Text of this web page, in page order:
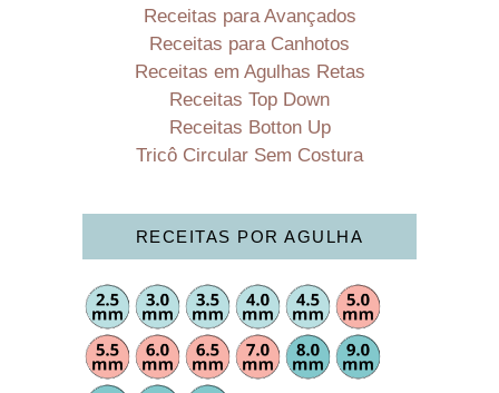
Receitas para Avançados
Receitas para Canhotos
Receitas em Agulhas Retas
Receitas Top Down
Receitas Botton Up
Tricô Circular Sem Costura
RECEITAS POR AGULHA